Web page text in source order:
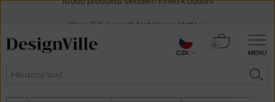
MENU
Hledat
0
Košík
30 dní na vrácení zboží
CZK